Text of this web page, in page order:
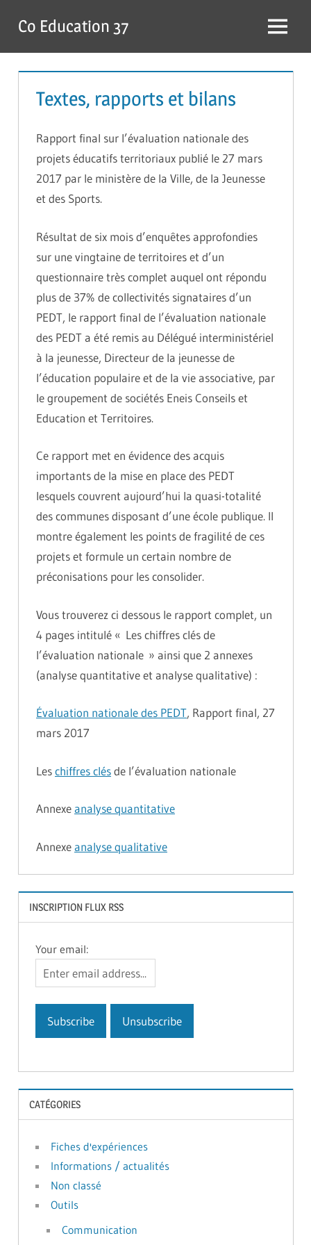
content
Co Education 37 Menu
Textes, rapports et bilans
Rapport final sur l’évaluation nationale des
projets éducatifs territoriaux publié le 27 mars
2017 par le ministère de la Ville, de la Jeunesse
et des Sports.
Résultat de six mois d’enquêtes approfondies
sur une vingtaine de territoires et d’un
questionnaire très complet auquel ont répondu
plus de 37% de collectivités signataires d’un
PEDT, le rapport final de l’évaluation nationale
des PEDT a été remis au Délégué interministériel
à la jeunesse, Directeur de la jeunesse de
l’éducation populaire et de la vie associative, par
le groupement de sociétés Eneis Conseils et
Education et Territoires.
Ce rapport met en évidence des acquis
importants de la mise en place des PEDT
lesquels couvrent aujourd’hui la quasi-totalité
des communes disposant d’une école publique. Il
montre également les points de fragilité de ces
projets et formule un certain nombre de
préconisations pour les consolider.
Vous trouverez ci dessous le rapport complet, un
4 pages intitulé « Les chiffres clés de
l’évaluation nationale » ainsi que 2 annexes
(analyse quantitative et analyse qualitative) :
Évaluation nationale des PEDT, Rapport final, 27
mars 2017
Leschiffres clésde l’évaluation nationale
Annexeanalyse quantitative
Annexeanalyse qualitative
INSCRIPTION FLUX RSS
Your email:
CATÉGORIES
Fiches d'expériences
Informations / actualités
Non classé
Outils
Communication